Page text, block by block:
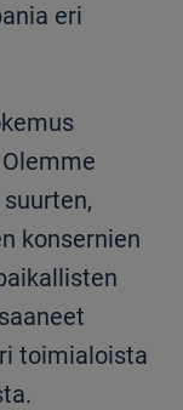
eri
konsernien
toimialoista